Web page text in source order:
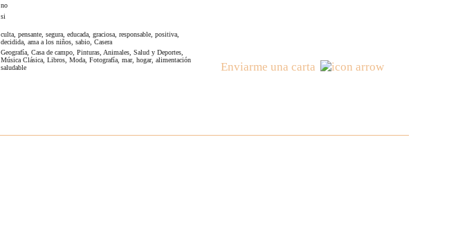
no
si
culta, pensante, segura, educada, graciosa, responsable, positiva,
decidida, ama a los niños, sabio, Casera
Geografía, Casa de campo, Pinturas, Animales, Salud y Deportes,
Música Clásica, Libros, Moda, Fotografía, mar, hogar, alimentación
saludable
Enviarme una carta